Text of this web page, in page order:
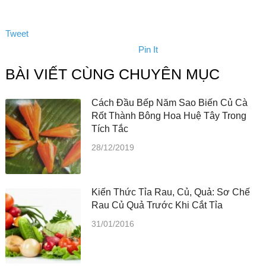
Tweet
Pin It
BÀI VIẾT CÙNG CHUYÊN MỤC
Cách Đầu Bếp Năm Sao Biến Củ Cà
Rốt Thành Bông Hoa Huệ Tây Trong
Tích Tắc
28/12/2019
Kiến Thức Tỉa Rau, Củ, Quả: Sơ Chế
Rau Củ Quả Trước Khi Cắt Tỉa
31/01/2016